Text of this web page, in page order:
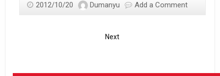
2012/10/20 Dumanyu Add a Comment
Next